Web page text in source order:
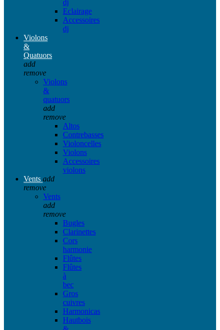
dj
Eclairage
Accessoires
dj
Violons
&
Quatuors
add
remove
Violons
&
quatuors
add
remove
Altos
Contrebasses
Violoncelles
Violons
Accessoires
violons
Vents add
remove
Vents
add
remove
Bugles
Clarinettes
Cors
harmonie
Flûtes
Flûtes
à
bec
Gros
cuivres
Harmonicas
Hautbois